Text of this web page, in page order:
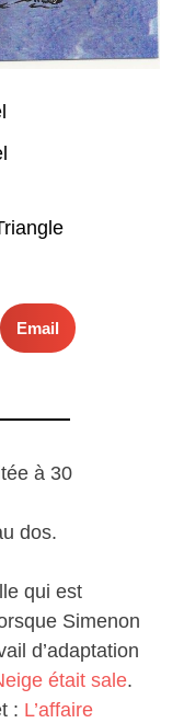
Email
à 30
dos.
qui est
Simenon
d’adaptation
était sale.
: L’affaire